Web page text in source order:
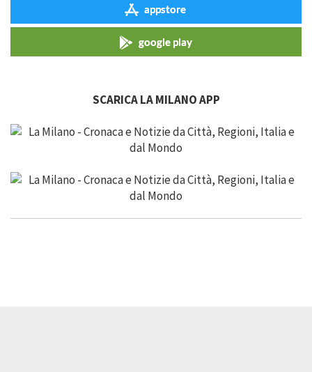
appstore
google play
SCARICA LA MILANO APP